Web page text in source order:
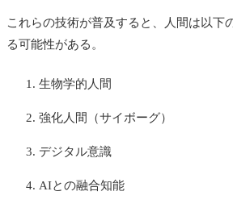
これらの技術が普及すると、人間は以下
る可能性がある。
生物学的人間
強化人間（サイボーグ）
デジタル意識
AIとの融合知能